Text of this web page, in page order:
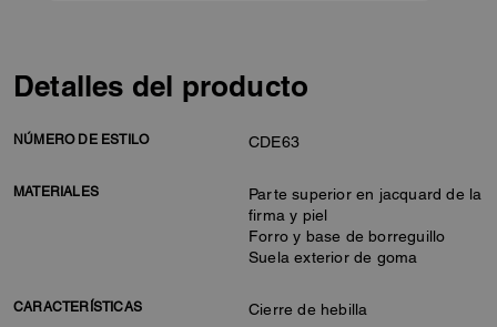
Detalles del producto
NÚMERO DE ESTILO CDE63
MATERIALES
Parte superior en jacquard de la
firma y piel
Forro y base de borreguillo
Suela exterior de goma
CARACTERÍSTICAS Cierre de hebilla